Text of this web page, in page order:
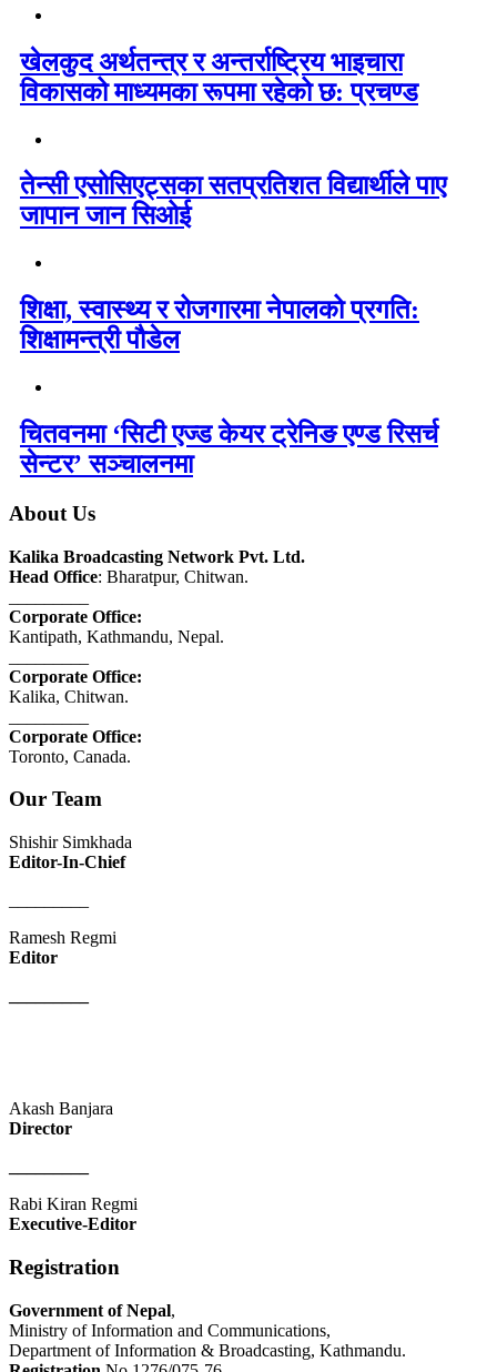
खेलकुद अर्थतन्त्र र अन्तर्राष्ट्रिय भाइचारा
विकासको माध्यमका रूपमा रहेको छ: प्रचण्ड
तेन्सी एसोसिएट्सका सतप्रतिशत विद्यार्थीले पाए
जापान जान सिओई
शिक्षा, स्वास्थ्य र रोजगारमा नेपालको प्रगति:
शिक्षामन्त्री पौडेल
चितवनमा ‘सिटी एज्ड केयर ट्रेनिङ एण्ड रिसर्च
सेन्टर’ सञ्चालनमा
About Us
Kalika Broadcasting Network Pvt. Ltd.
Head Office: Bharatpur, Chitwan.
Corporate Office:
Kantipath, Kathmandu, Nepal.
Corporate Office:
Kalika, Chitwan.
Corporate Office:
Toronto, Canada.
Our Team
Shishir Simkhada
Editor-In-Chief
Ramesh Regmi
Editor
Akash Banjara
Director
Rabi Kiran Regmi
Executive-Editor
Registration
Government of Nepal,
Ministry of Information and Communications,
Department of Information & Broadcasting, Kathmandu.